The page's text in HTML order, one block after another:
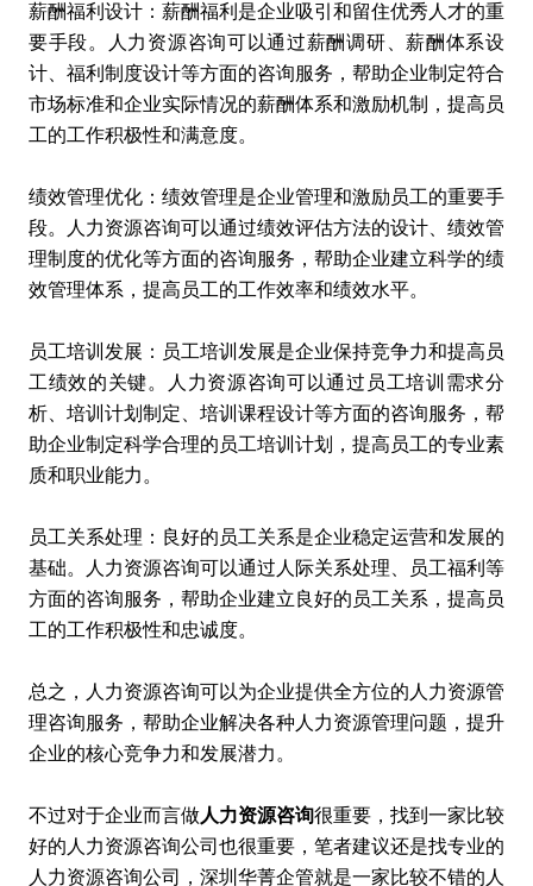
薪酬福利设计：薪酬福利是企业吸引和留住优秀人才的重
要手段。人力资源咨询可以通过薪酬调研、薪酬体系设
计、福利制度设计等方面的咨询服务，帮助企业制定符合
市场标准和企业实际情况的薪酬体系和激励机制，提高员
工的工作积极性和满意度。
绩效管理优化：绩效管理是企业管理和激励员工的重要手
段。人力资源咨询可以通过绩效评估方法的设计、绩效管
理制度的优化等方面的咨询服务，帮助企业建立科学的绩
效管理体系，提高员工的工作效率和绩效水平。
员工培训发展：员工培训发展是企业保持竞争力和提高员
工绩效的关键。人力资源咨询可以通过员工培训需求分
析、培训计划制定、培训课程设计等方面的咨询服务，帮
助企业制定科学合理的员工培训计划，提高员工的专业素
质和职业能力。
员工关系处理：良好的员工关系是企业稳定运营和发展的
基础。人力资源咨询可以通过人际关系处理、员工福利等
方面的咨询服务，帮助企业建立良好的员工关系，提高员
工的工作积极性和忠诚度。
总之，人力资源咨询可以为企业提供全方位的人力资源管
理咨询服务，帮助企业解决各种人力资源管理问题，提升
企业的核心竞争力和发展潜力。
不过对于企业而言做人力资源咨询很重要，找到一家比较
好的人力资源咨询公司也很重要，笔者建议还是找专业的
人力资源咨询公司，深圳华菁企管就是一家比较不错的人